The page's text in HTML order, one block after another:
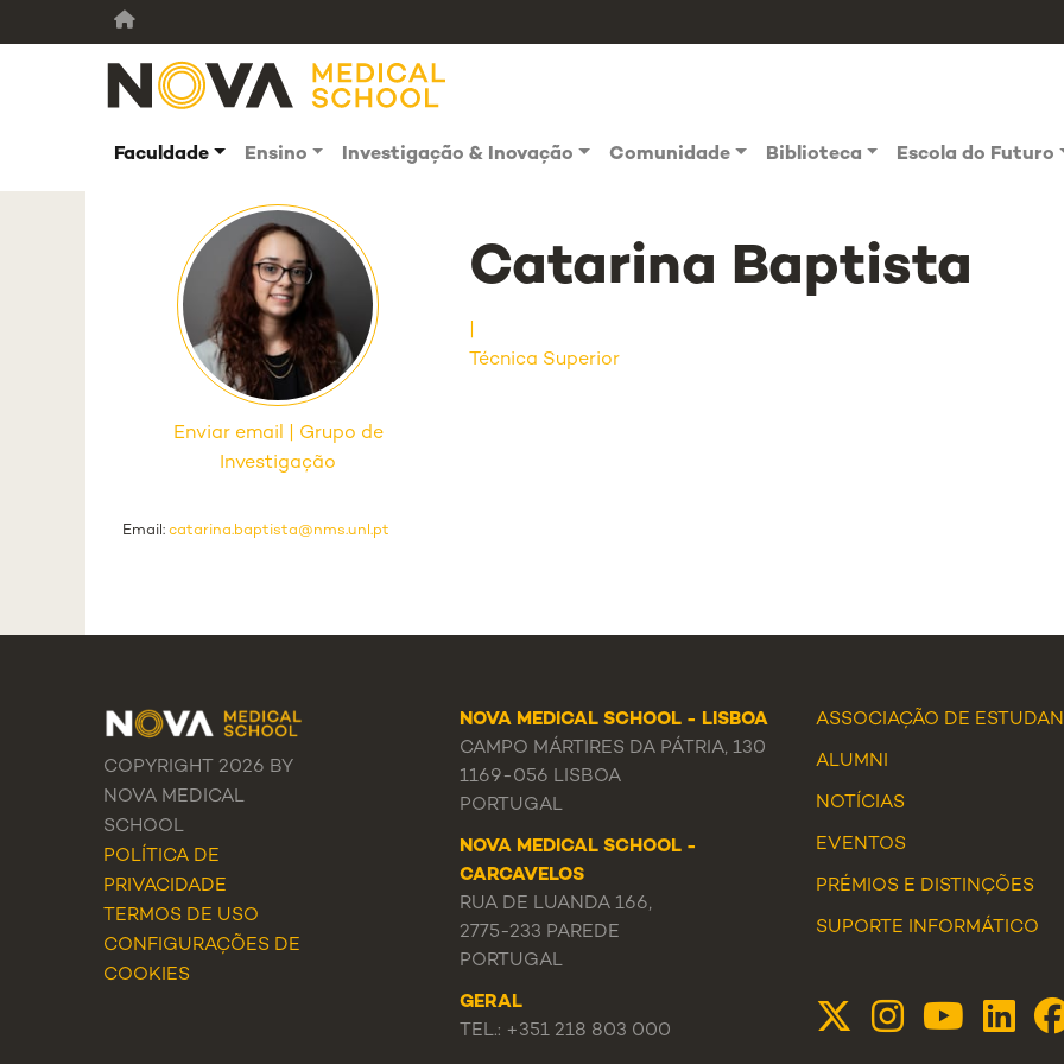
Faculdade Ensino Investigação & Inovação Comunidade Biblioteca Escola do Futuro
Enviar email
Grupo de
Investigação
Email: catarina.baptista@nms.unl.pt
Catarina Baptista
Técnica Superior
COPYRIGHT 2026 BY
NOVA MEDICAL
SCHOOL
POLÍTICA DE
PRIVACIDADE
TERMOS DE USO
CONFIGURAÇÕES DE
COOKIES
NOVA MEDICAL SCHOOL - LISBOA
CAMPO MÁRTIRES DA PÁTRIA, 130
1169-056 LISBOA
PORTUGAL
NOVA MEDICAL SCHOOL -
CARCAVELOS
RUA DE LUANDA 166,
2775-233 PAREDE
PORTUGAL
GERAL
TEL.: +351 218 803 000
ASSOCIAÇÃO DE
ALUMNI
NOTÍCIAS
EVENTOS
PRÉMIOS E DISTINÇÕES
SUPORTE INFORMÁTICO